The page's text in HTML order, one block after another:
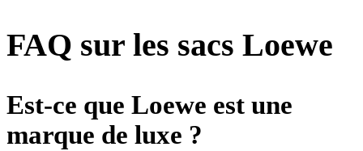
FAQ sur les sacs Loewe
Est-ce que Loewe est une
marque de luxe ?